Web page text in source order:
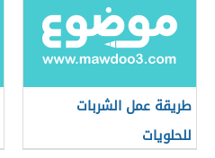
طريقة عمل الشربات
للحلويات